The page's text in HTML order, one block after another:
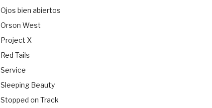
Ojos bien abiertos
Orson West
Project X
Red Tails
Service
Sleeping Beauty
Stopped on Track